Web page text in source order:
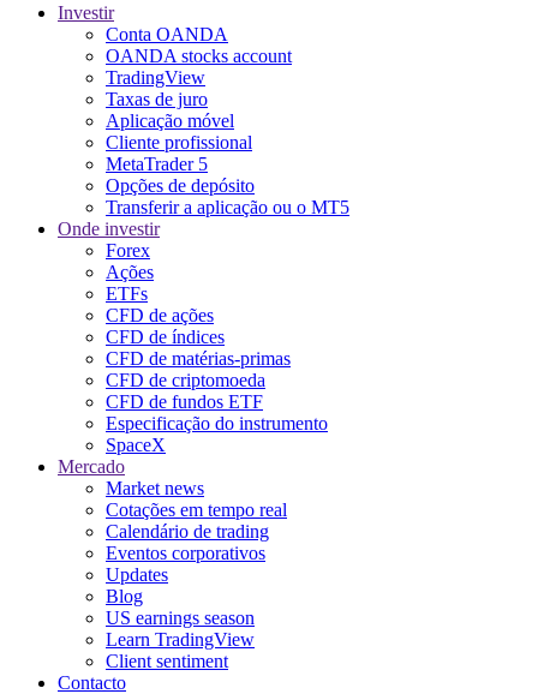
Investir
Conta OANDA
OANDA stocks account
TradingView
Taxas de juro
Aplicação móvel
Cliente profissional
MetaTrader 5
Opções de depósito
Transferir a aplicação ou o MT5
Onde investir
Forex
Ações
ETFs
CFD de ações
CFD de índices
CFD de matérias-primas
CFD de criptomoeda
CFD de fundos ETF
Especificação do instrumento
SpaceX
Mercado
Market news
Cotações em tempo real
Calendário de trading
Eventos corporativos
Updates
Blog
US earnings season
Learn TradingView
Client sentiment
Contacto